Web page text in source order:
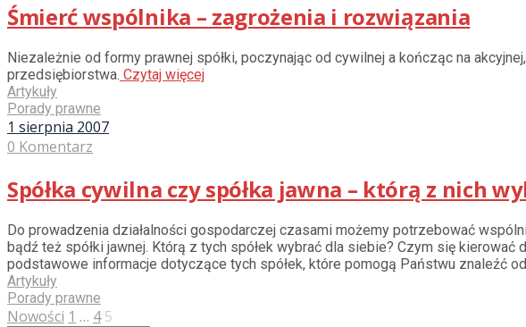
Śmierć wspólnika – zagrożenia i rozwiązania
Niezależnie od formy prawnej spółki, poczynając od cywilnej a kończąc na
przedsiębiorstwa. Czytaj więcej
Artykuły
Porady prawne
1 sierpnia 2007
0 Komentarz
Spółka cywilna czy spółka jawna – którą z nich
Do prowadzenia działalności gospodarczej czasami możemy potrzebować
bądź też spółki jawnej. Którą z tych spółek wybrać dla siebie? Czym się
podstawowe informacje dotyczące tych spółek, które pomogą Państwu znaleźć
Artykuły
Porady prawne
Nowości 1 … 4 5